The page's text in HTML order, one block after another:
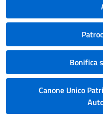
Bonifica
Canone Unico